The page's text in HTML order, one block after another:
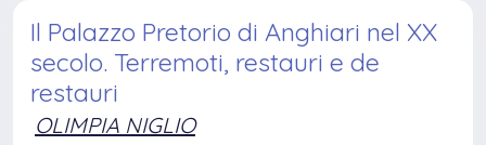
Il Palazzo Pretorio di Anghiari nel XX
secolo. Terremoti, restauri e de
restauri
OLIMPIA NIGLIO